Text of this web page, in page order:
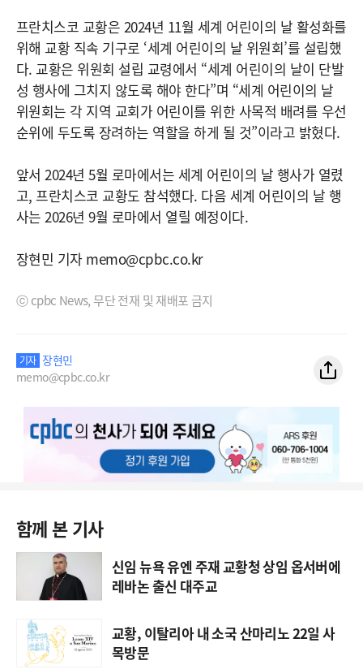
프란치스코 교황은 2024년 11월 세계 어린이의 날 활성화를
위해 교황 직속 기구로 ‘세계 어린이의 날 위원회’를 설립했
다. 교황은 위원회 설립 교령에서 “세계 어린이의 날이 단발
성 행사에 그치지 않도록 해야 한다”며 “세계 어린이의 날
위원회는 각 지역 교회가 어린이를 위한 사목적 배려를 우선
순위에 두도록 장려하는 역할을 하게 될 것”이라고 밝혔다.
앞서 2024년 5월 로마에서는 세계 어린이의 날 행사가 열렸
고, 프란치스코 교황도 참석했다. 다음 세계 어린이의 날 행
사는 2026년 9월 로마에서 열릴 예정이다.
장현민 기자 memo@cpbc.co.kr
ⓒ cpbc News, 무단 전재 및 재배포 금지
기자 장현민
memo@cpbc.co.kr
함께 본 기사
신임 뉴욕 유엔 주재 교황청 상임 옵서버에
레바논 출신 대주교
교황, 이탈리아 내 소국 산마리노 22일 사
목방문